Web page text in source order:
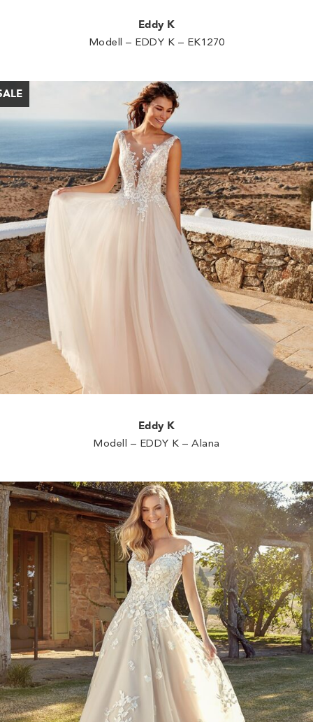
Eddy K
Modell – EDDY K – EK1270
Eddy K
Modell – EDDY K – Alana